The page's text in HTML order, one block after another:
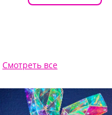
Смотреть все